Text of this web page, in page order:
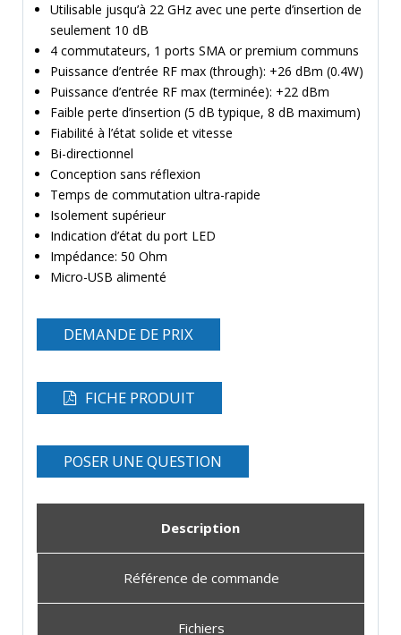
Utilisable jusqu’à 22 GHz avec une perte d’insertion de
seulement 10 dB
4 commutateurs, 1 ports SMA or premium communs
Puissance d’entrée RF max (through): +26 dBm (0.4W)
Puissance d’entrée RF max (terminée): +22 dBm
Faible perte d’insertion (5 dB typique, 8 dB maximum)
Fiabilité à l’état solide et vitesse
Bi-directionnel
Conception sans réflexion
Temps de commutation ultra-rapide
Isolement supérieur
Indication d’état du port LED
Impédance: 50 Ohm
Micro-USB alimenté
DEMANDE DE PRIX
FICHE PRODUIT
POSER UNE QUESTION
Description
Référence de commande
Fichiers